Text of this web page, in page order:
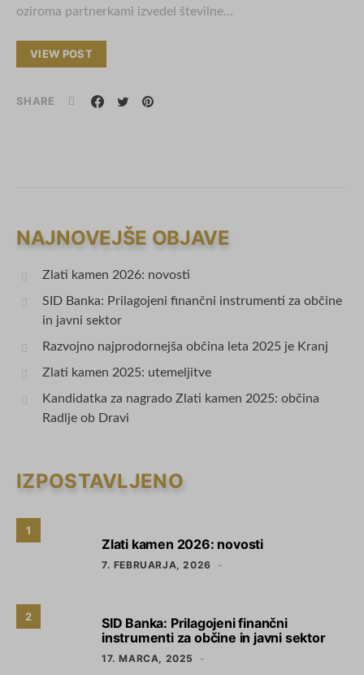
oziroma partnerkami izvedel številne…
VIEW POST
SHARE
NAJNOVEJŠE OBJAVE
Zlati kamen 2026: novosti
SID Banka: Prilagojeni finančni instrumenti za občine
in javni sektor
Razvojno najprodornejša občina leta 2025 je Kranj
Zlati kamen 2025: utemeljitve
Kandidatka za nagrado Zlati kamen 2025: občina
Radlje ob Dravi
IZPOSTAVLJENO
1
Zlati kamen 2026: novosti
7. FEBRUARJA, 2026
2
SID Banka: Prilagojeni finančni
instrumenti za občine in javni sektor
17. MARCA, 2025